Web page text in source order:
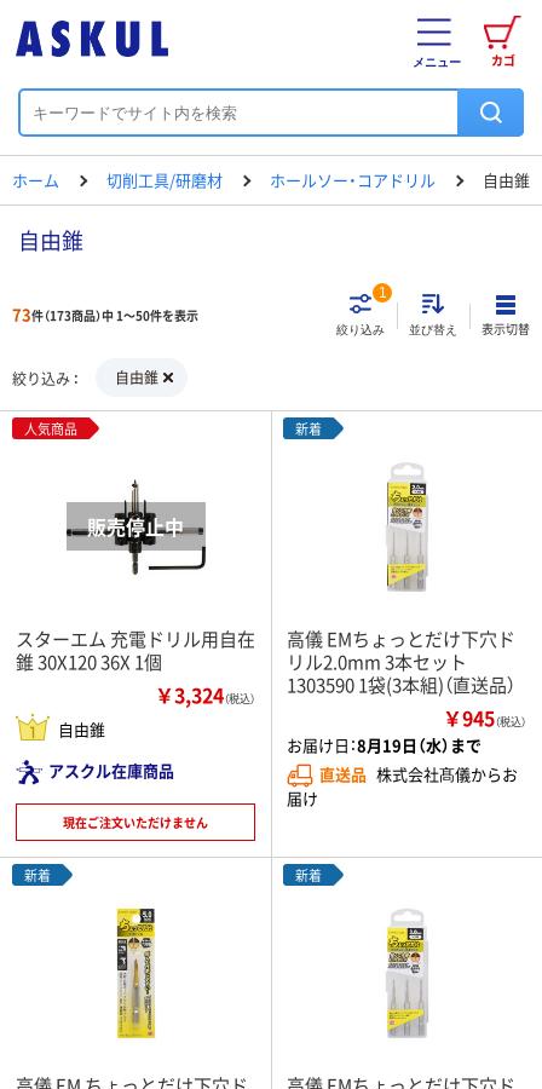
カゴ
メニュー
ホーム 切削工具/研磨材 ホールソー・コアドリル 自由錐
自由錐
73件（173商品）中 1～50件を表示
絞り込み
1
並び替え 表示切替
絞り込み 自由錐
人気商品
スターエム 充電ドリル用自在
錐 30X120 36X 1個
￥3,324（税込）
自由錐
アスクル在庫商品
現在ご注文いただけません
新着
高儀 EMちょっとだけ下穴ド
リル2.0mm 3本セット
1303590 1袋(3本組)（直送品）
￥945（税込）
お届け日：8月19日（水）まで
直送品 株式会社髙儀からお
届け
新着 新着